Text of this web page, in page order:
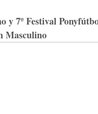
y 7º Festival
Masculino